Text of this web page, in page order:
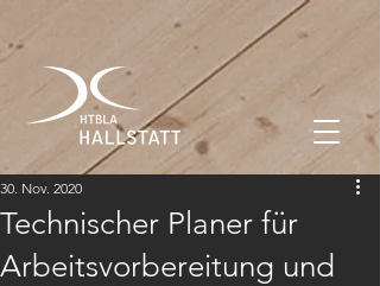
Technischer Planer für
Arbeitsvorbereitung und
30. Nov. 2020